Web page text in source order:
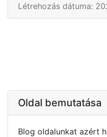
Létrehozás dátuma:
Oldal bemutatása
Blog oldalunkat azért